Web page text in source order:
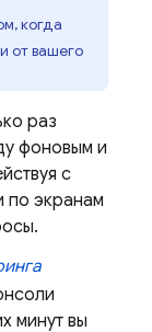
когда
от вашего
раз
фоновым и
с
по экранам
минут вы